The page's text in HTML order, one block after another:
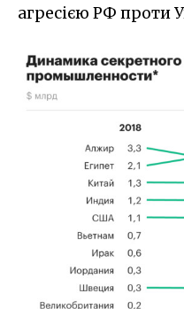
агресією РФ проти